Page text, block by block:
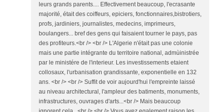
leurs grands parents.... Effectivement beaucoup, l'ecrasante
majorité, était des coiffeurs, epiciers, fonctionnaires,bistrotiers,
profs, jardiniers, journalistes, medecins, imprimeurs,
boulangers... bref des gens qui faisaient tourner le pays, pas
des profiteurs.<br /> <br /> L'Algerie n'était pas une colonie
mais une partie intégrante du territoire national, admùinistrée
par le ministére de l'interieur. Les investissements etaient
collosaux, l'urbanisation grandissante, exponentielle en 132
ans. <br /> <br /> Suffit de voir aujourd'hui l'empreinte laissé
au niveau architectural, l'ampleur des batiments, monuments,
infrastructures, ouvrages d'arts...<br /> Mais beaucoup